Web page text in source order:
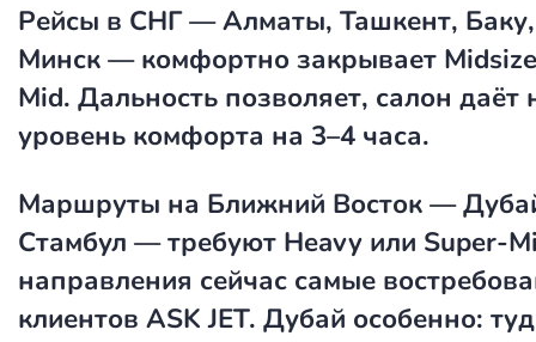
Рейсы в СНГ — Алматы, Ташкент,
Минск — комфортно закрывает
Mid. Дальность позволяет, салон
уровень комфорта на 3–4 часа.
Маршруты на Ближний Восток —
Стамбул — требуют Heavy или Super-
направления сейчас самые
клиентов ASK JET. Дубай особенно: